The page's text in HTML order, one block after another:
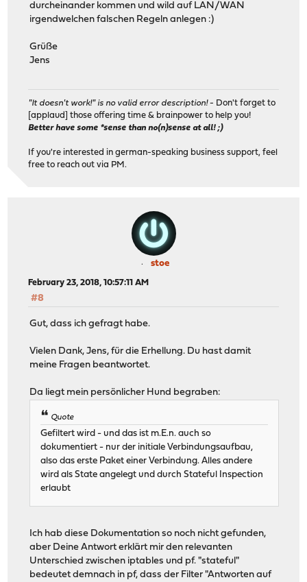
durcheinander kommen und wild auf LAN/WAN
irgendwelchen falschen Regeln anlegen :)
Grüße
Jens
"It doesn't work!" is no valid error description!- Don't forget to
[applaud] those offering time & brainpower to help you!
Better have some *sense than no(n)sense at all! ;)
If you're interested in german-speaking business support, feel
free to reach out via PM.
stoe
February 23, 2018, 10:57:11 AM
#8
Gut, dass ich gefragt habe.
Vielen Dank, Jens, für die Erhellung. Du hast damit
meine Fragen beantwortet.
Da liegt mein persönlicher Hund begraben:
Quote
Gefiltert wird - und das ist m.E.n. auch so
dokumentiert - nur der initiale Verbindungsaufbau,
also das erste Paket einer Verbindung. Alles andere
wird als State angelegt und durch Stateful Inspection
erlaubt
Ich hab diese Dokumentation so noch nicht gefunden,
aber Deine Antwort erklärt mir den relevanten
Unterschied zwischen iptables und pf. "stateful"
bedeutet demnach in pf, dass der Filter "Antworten auf